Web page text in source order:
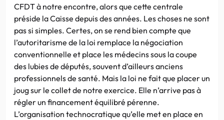
CFDT à notre encontre, alors que cette centrale
préside la Caisse depuis des années. Les choses ne sont
pas si simples. Certes, on se rend bien compte que
l’autoritarisme de la loi remplace la négociation
conventionnelle et place les médecins sous la coupe
des lubies de députés, souvent d’ailleurs anciens
professionnels de santé. Mais la loi ne fait que placer un
joug sur le collet de notre exercice. Elle n’arrive pas à
régler un financement équilibré pérenne.
L’organisation technocratique qu’elle met en place en